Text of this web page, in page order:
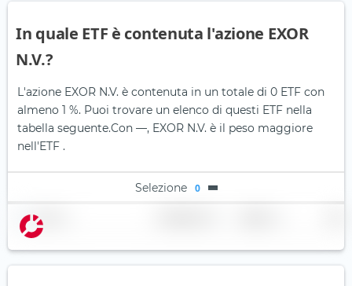
In quale ETF è contenuta l'azione EXOR
N.V.?
L'azione EXOR N.V. è contenuta in un totale di 0 ETF con
almeno 1 %. Puoi trovare un elenco di questi ETF nella
tabella seguente.Con —, EXOR N.V. è il peso maggiore
nell'ETF .
Selezione 0
Nome